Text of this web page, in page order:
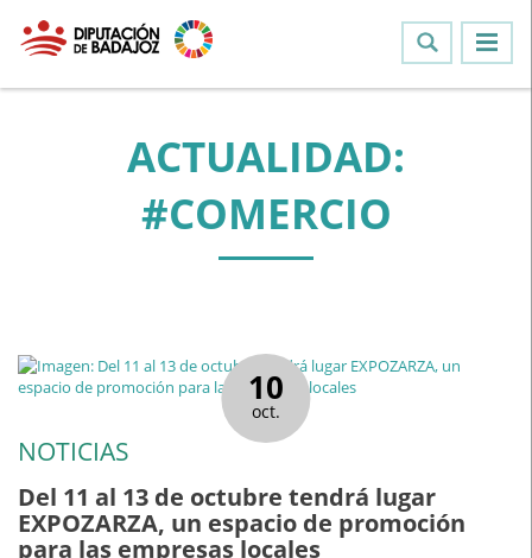
ACTUALIDAD:
#COMERCIO
10
oct.
NOTICIAS
Del 11 al 13 de octubre tendrá lugar
EXPOZARZA, un espacio de promoción
para las empresas locales